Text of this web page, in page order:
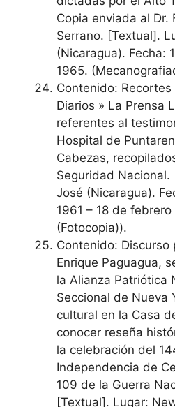
Copia enviada al Dr.
Serrano. [Textual].
(Nicaragua). Fecha:
1965.
Contenido:
Diarios » La Prensa
referentes al
Hospital de
Cabezas,
Seguridad
José (Nicaragua).
1961 – 18 de
(Fotocopia)).
Contenido: Discurso
Enrique Paguagua,
la Alianza Patriótica
Seccional de Nueva
cultural en la Casa
conocer reseña
la celebración del
Independencia de
109 de la Guerra
[Textual]. Lugar: